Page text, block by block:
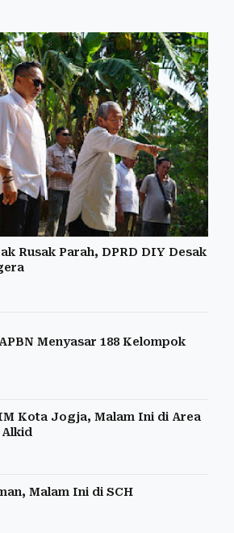
Rusak Parah, DPRD DIY Desak
Menyasar 188 Kelompok
Kota Jogja, Malam Ini di Area
Malam Ini di SCH